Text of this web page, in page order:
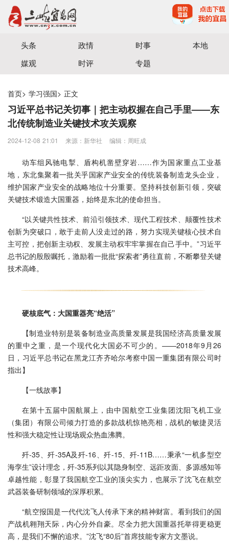
宜昌三峡融媒体中心主办
头条 政情 时事
本地
媒观
时评 专题
首页> 学习强国> 正文
习近平总书记关切事｜把主动权握在自己手里——东
北传统制造业关键技术攻关观察
2024-12-08 21:01 来源：新华社 编辑：周旺成
动车组风驰电掣、盾构机凿壁穿岩……作为国家重点工业基
地，东北集聚着一批关乎国家产业安全的传统装备制造龙头企业，
维护国家产业安全的战略地位十分重要。坚持科技创新引领，突破
关键技术锻造大国重器，始终是东北的使命担当。
“以关键共性技术、前沿引领技术、现代工程技术、颠覆性技术
创新为突破口，敢于走前人没走过的路，努力实现关键核心技术自
主可控，把创新主动权、发展主动权牢牢掌握在自己手中。”习近平
总书记的殷殷嘱托，激励着一批批“探索者”勇往直前，不断攀登关键
技术高峰。
硬核底气：大国重器亮“绝活”
【制造业特别是装备制造业高质量发展是我国经济高质量发展
的重中之重，是一个现代化大国必不可少的。——2018年9月26
日，习近平总书记在黑龙江齐齐哈尔考察中国一重集团有限公司时
指出】
【一线故事】
在第十五届中国航展上，由中国航空工业集团沈阳飞机工业
（集团）有限公司倾力打造的多款战机惊艳亮相，战机的敏捷灵活
性和强大稳定性让现场观众热血沸腾。
歼-35、歼-35A及歼-16、歼-15、歼-11B……秉承“一机多型空
海孪生”设计理念，歼-35系列以其隐身制空、远距攻面、多源感知等
卓越性能，彰显了我国航空工业的顶尖实力，也展示了沈飞在航空
武器装备研制领域的深厚积累。
“航空报国是一代代沈飞人传承下来的精神财富。看到我们的国
产战机翱翔天际，内心分外自豪。尽全力把大国重器托举得更稳更
高，是我们不懈的追求。”沈飞“80后”首席技能专家方文墨说。